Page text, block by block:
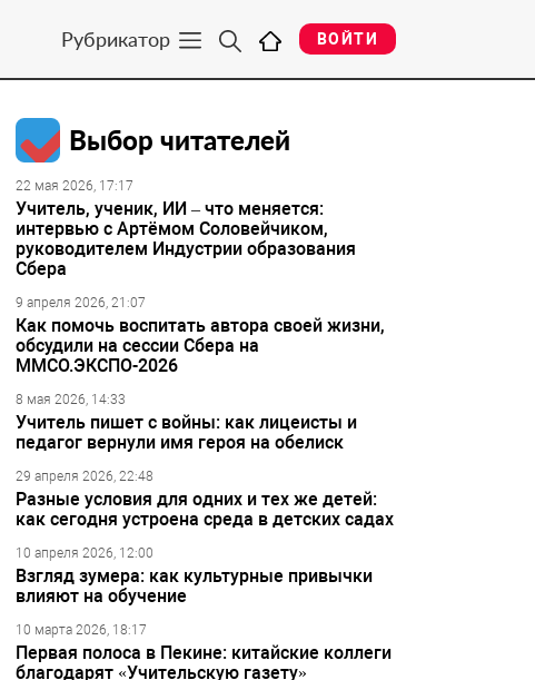
Рубрикатор ВОЙТИ
Выбор читателей
22 мая 2026, 17:17
Учитель, ученик, ИИ – что меняется:
интервью с Артёмом Соловейчиком,
руководителем Индустрии образования
Сбера
9 апреля 2026, 21:07
Как помочь воспитать автора своей жизни,
обсудили на сессии Сбера на
ММСО.ЭКСПО-2026
8 мая 2026, 14:33
Учитель пишет с войны: как лицеисты и
педагог вернули имя героя на обелиск
29 апреля 2026, 22:48
Разные условия для одних и тех же детей:
как сегодня устроена среда в детских садах
10 апреля 2026, 12:00
Взгляд зумера: как культурные привычки
влияют на обучение
10 марта 2026, 18:17
Первая полоса в Пекине: китайские коллеги
благодарят «Учительскую газету»